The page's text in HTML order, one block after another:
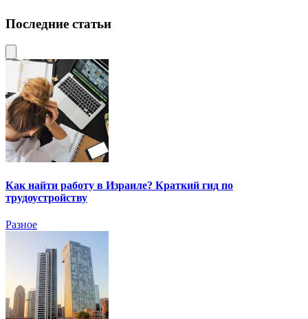
Последние статьи
Как найти работу в Израиле? Краткий гид по
трудоустройству
Разное